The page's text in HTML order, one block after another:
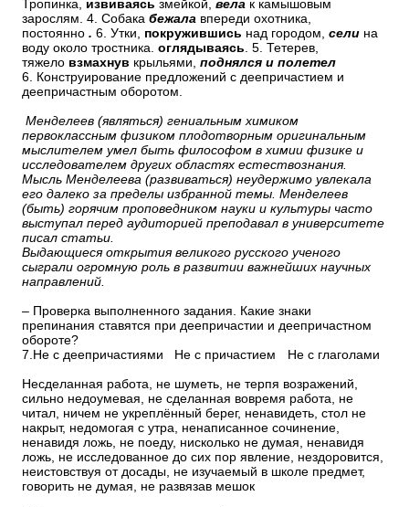
Тропинка, извиваясь змейкой, вела к камышовым
зарослям. 4. Собака бежала впереди охотника,
постоянно . 6. Утки, покружившись над городом, сели на
воду около тростника. оглядываясь . 5. Тетерев,
тяжело взмахнув крыльями, поднялся и полетел
6. Конструирование предложений с деепричастием и
деепричастным оборотом.
Менделеев (являться) гениальным химиком
первоклассным физиком плодотворным оригинальным
мыслителем умел быть философом в химии физике и
исследователем других областях естествознания.
Мысль Менделеева (развиваться) неудержимо увлекала
его далеко за пределы избранной темы. Менделеев
(быть) горячим проповедником науки и культуры часто
выступал перед аудиторией преподавал в университете
писал статьи.
Выдающиеся открытия великого русского ученого
сыграли огромную роль в развитии важнейших научных
направлений.
– Проверка выполненного задания. Какие знаки
препинания ставятся при деепричастии и деепричастном
обороте?
7.Не с деепричастиями
Не с причастием
Не с глаголами
Несделанная работа, не шуметь, не терпя возражений,
сильно недоумевая, не сделанная вовремя работа, не
читал, ничем не укреплённый берег, ненавидеть, стол не
накрыт, недомогая с утра, ненаписанное сочинение,
ненавидя ложь, не поеду, нисколько не думая, ненавидя
ложь, не исследованное до сих пор явление, нездоровится,
неистовствуя от досады, не изучаемый в школе предмет,
говорить не думая, не развязав мешок